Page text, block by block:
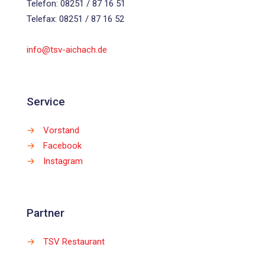
Telefon: 08251 / 87 16 51
Telefax: 08251 / 87 16 52
info@tsv-aichach.de
Service
→
Vorstand
→
Facebook
→
Instagram
Partner
→ TSV Restaurant